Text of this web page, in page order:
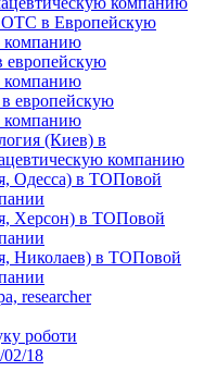
ОТС в Европейскую
компанию
компанию
европейскую
компанию
(Киев) в
компанию
Одесса) в ТОПовой
Херсон) в ТОПовой
Николаев) в ТОПовой
researcher
роботи
18